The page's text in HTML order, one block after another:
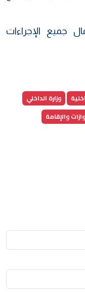
جميع الإجراءات
وزارة الداخلي
والإقامة